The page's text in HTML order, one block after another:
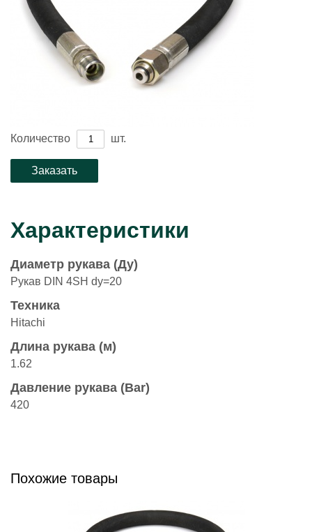
Количество шт.
Характеристики
Диаметр рукава (Ду)
Рукав DIN 4SH dy=20
Техника
Hitachi
Длина рукава (м)
1.62
Давление рукава (Bar)
420
Похожие товары